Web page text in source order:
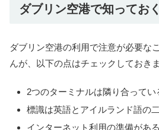
ダブリン空港で知ってお
ダブリン空港の利用で注意が必要な
んが、以下の点はチェックしておき
2つのターミナルは隣り合って
標識は英語とアイルランド語の
インターネット利用の準備があ